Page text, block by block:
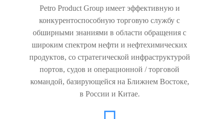
Petro Product Group имеет эффективную и
конкурентоспособную торговую службу с
обширными знаниями в области обращения с
широким спектром нефти и нефтехимических
продуктов, со стратегической инфраструктурой
портов, судов и операционной / торговой
командой, базирующейся на Ближнем Востоке,
в России и Китае.